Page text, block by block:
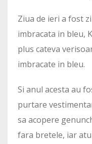
Ziua de ieri a fost
imbracata in bleu,
plus cateva
imbracate in bleu.
Si anul acesta au
purtare
sa acopere
fara bretele, iar